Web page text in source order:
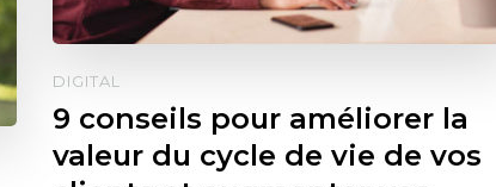
DIGITAL
9 conseils pour améliorer la
valeur du cycle de vie de vos